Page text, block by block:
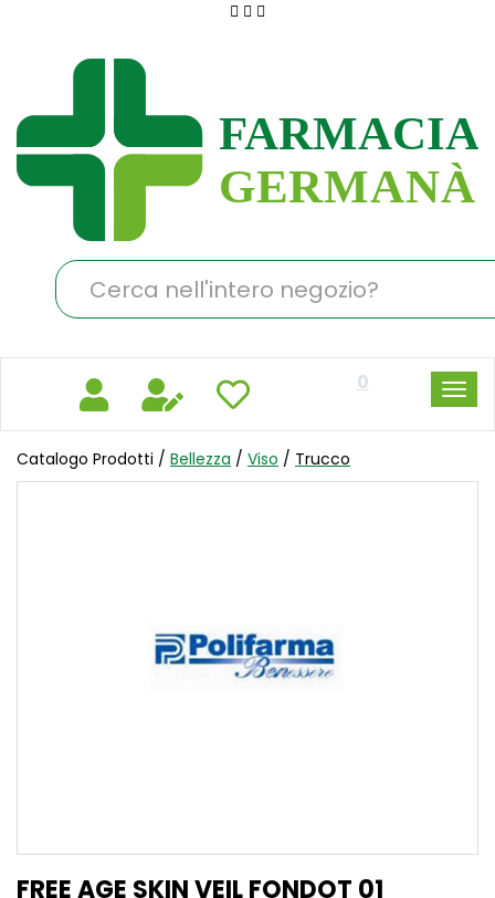
principale
Germanà
Cerca
Prodotto
0
Catalogo Prodotti / Bellezza / Viso / Trucco
FREE AGE SKIN VEIL FONDOT 01